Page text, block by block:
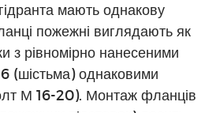
мають однакову
пожежні виглядають як
з рівномірно нанесеними
(шістьма) однаковими
М 16-20). Монтаж фланців